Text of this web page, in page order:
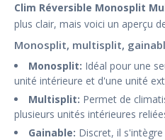
Clim Réversible Monosplit
plus clair, mais voici un aperçu
Monosplit, multisplit,
Monosplit: Idéal pour une
unité intérieure et d'une unité
Multisplit: Permet de
plusieurs unités intérieures
Gainable: Discret, il